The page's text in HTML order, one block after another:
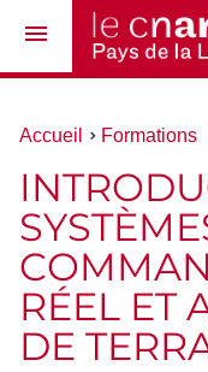
Vous
ici :
Accueil Formations
RÉEL ET
DE